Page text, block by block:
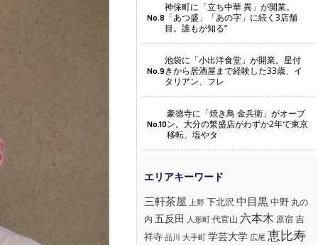
No.8
神保町に「立ち中華 異」が開業。
「あつ盛」「あの字」に続く3店舗
目。誰もが知る“
No.9
池袋に「小出洋食堂」が開業。星付
きから居酒屋まで経験した33歳、イ
タリアン、フレ
No.10
豪徳寺に「焼き鳥 金兵衛」がオープ
ン。大分の繁盛店がわずか2年で東京
移転、塩やタ
三軒茶屋 上野 下北沢 中目黒中野 丸の
内 五反田 人形町 代官山 六本木 原宿 吉
祥寺 品川 大手町 学芸大学 広尾 恵比寿